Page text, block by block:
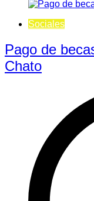
Sociales
Pago de
Chato